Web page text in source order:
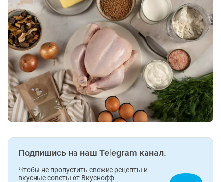
Подпишись на наш Telegram канал.
Чтобы не пропустить свежие рецепты и
вкусные советы от Вкуснофф